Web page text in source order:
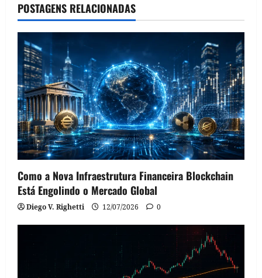
POSTAGENS RELACIONADAS
Como a Nova Infraestrutura Financeira Blockchain
Está Engolindo o Mercado Global
Diego V. Righetti 12/07/2026 0